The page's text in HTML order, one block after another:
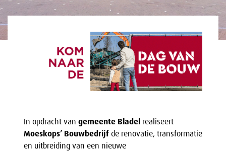
In opdracht van gemeente Bladel realiseert
Moeskops’ Bouwbedrijf de renovatie, transformatie
en uitbreiding van een nieuwe